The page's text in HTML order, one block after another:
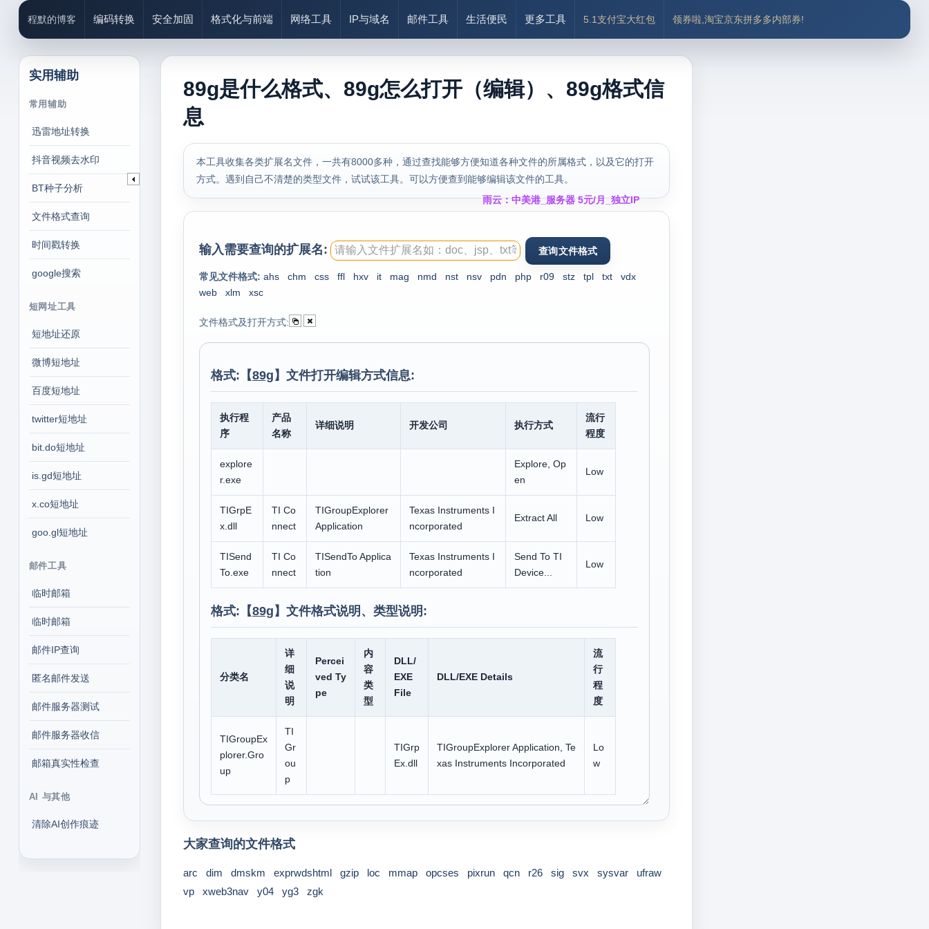
程默的博客 编码转换 安全加固 格式化与前端 网络工具 IP与域名 邮件工具 生活便民 更多工具 5.1支付宝大红包 领券啦,淘宝京东拼多多内部券!
实用辅助
常用辅助
迅雷地址转换
抖音视频去水印
BT种子分析
文件格式查询
时间戳转换
google搜索
短网址工具
短地址还原
微博短地址
百度短地址
twitter短地址
bit.do短地址
is.gd短地址
x.co短地址
goo.gl短地址
邮件工具
临时邮箱
临时邮箱
邮件IP查询
匿名邮件发送
邮件服务器测试
邮件服务器收信
邮箱真实性检查
AI 与其他
清除AI创作痕迹
89g是什么格式、89g怎么打开（编辑）、89g格式信
息
本工具收集各类扩展名文件，一共有8000多种，通过查找能够方便知道各种文件的所属格式，以及它的打开
方式。遇到自己不清楚的类型文件，试试该工具。可以方便查到能够编辑该文件的工具。
雨云：中美港_服务器 5元/月_独立IP
输入需要查询的扩展名:
常见文件格式: ahs chm css ffl hxv it mag nmd nst nsv pdn php r09 stz tpl txt
vdx
web
xlm xsc
文件格式及打开方式:
格式:【89g 】文件打开编辑方式信息:
执行程
序
产品
名称
详细说明 开发公司 执行方式
流行
程度
explore
r.exe
Explore, Op
en
Low
TIGrpE
x.dll
TI Co
nnect
TIGroupExplorer
Application
Texas Instruments I
ncorporated
Extract All Low
TISend
To.exe
TI Co
nnect
TISendTo Applica
tion
Texas Instruments I
ncorporated
Send To TI
Device...
Low
格式:【89g 】文件格式说明、类型说明:
分类名
详
细
说
明
Percei
ved Ty
pe
内
容
类
型
DLL/
EXE
File
DLL/EXE Details
流
行
程
度
TIGroupEx
plorer.Gro
up
TI
Gr
ou
p
TIGrp
Ex.dll
TIGroupExplorer Application, Te
xas Instruments Incorporated
Lo
w
大家查询的文件格式
arc dim dmskm exprwdshtml gzip loc mmap opcses pixrun qcn r26 sig svx sysvar
ufraw
vp
xweb3nav y04 yg3 zgk